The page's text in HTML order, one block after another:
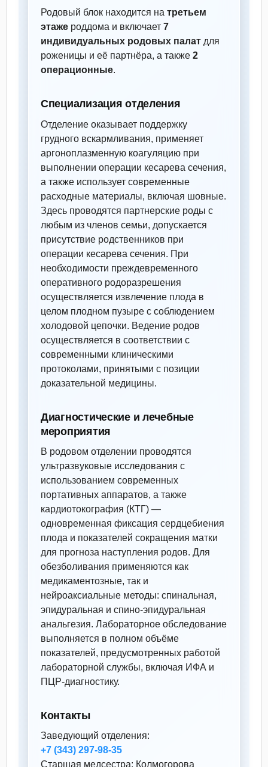
Родовый блок находится на третьем
этаже роддома и включает 7
индивидуальных родовых палат для
роженицы и её партнёра, а также 2
операционные.
Специализация отделения
Отделение оказывает поддержку
грудного вскармливания, применяет
аргоноплазменную коагуляцию при
выполнении операции кесарева сечения,
а также использует современные
расходные материалы, включая шовные.
Здесь проводятся партнерские роды с
любым из членов семьи, допускается
присутствие родственников при
операции кесарева сечения. При
необходимости преждевременного
оперативного родоразрешения
осуществляется извлечение плода в
целом плодном пузыре с соблюдением
холодовой цепочки. Ведение родов
осуществляется в соответствии с
современными клиническими
протоколами, принятыми с позиции
доказательной медицины.
Диагностические и лечебные
мероприятия
В родовом отделении проводятся
ультразвуковые исследования с
использованием современных
портативных аппаратов, а также
кардиотокография (КТГ) —
одновременная фиксация сердцебиения
плода и показателей сокращения матки
для прогноза наступления родов. Для
обезболивания применяются как
медикаментозные, так и
нейроаксиальные методы: спинальная,
эпидуральная и спино-эпидуральная
анальгезия. Лабораторное обследование
выполняется в полном объёме
показателей, предусмотренных работой
лабораторной службы, включая ИФА и
ПЦР-диагностику.
Контакты
Заведующий отделения:
+7 (343) 297‑98‑35
Старшая медсестра: Колмогорова